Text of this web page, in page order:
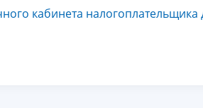
кабинета